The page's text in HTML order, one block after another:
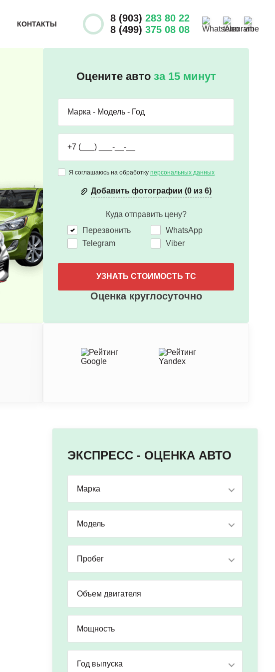
КОНТАКТЫ
8 (903) 283 80 22
8 (499) 375 08 08
Оцените авто за 15 минут
Я соглашаюсь на обработку персональных данных
Добавить фотографии (0 из 6)
Куда отправить цену?
Перезвонить
WhatsApp
Telegram
Viber
УЗНАТЬ СТОИМОСТЬ ТС
Оценка круглосуточно
ЭКСПРЕСС - ОЦЕНКА АВТО
Марка
Модель
Пробег
Год выпуска